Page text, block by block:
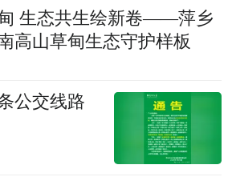
生态共生绘新卷——萍乡
高山草甸生态守护样板
公交线路